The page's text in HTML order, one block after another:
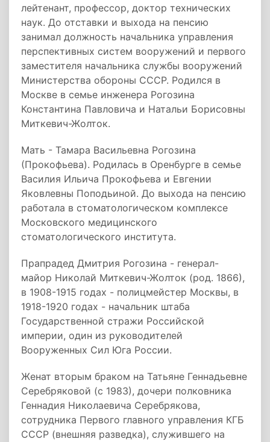
лейтенант, профессор, доктор технических
наук. До отставки и выхода на пенсию
занимал должность начальника управления
перспективных систем вооружений и первого
заместителя начальника службы вооружений
Министерства обороны СССР. Родился в
Москве в семье инженера Рогозина
Константина Павловича и Натальи Борисовны
Миткевич-Жолток.
Мать - Тамара Васильевна Рогозина
(Прокофьева). Родилась в Оренбурге в семье
Василия Ильича Прокофьева и Евгении
Яковлевны Поподьиной. До выхода на пенсию
работала в стоматологическом комплексе
Московского медицинского
стоматологического института.
Прапрадед Дмитрия Рогозина - генерал-
майор Николай Миткевич-Жолток (род. 1866),
в 1908-1915 годах - полицмейстер Москвы, в
1918-1920 годах - начальник штаба
Государственной стражи Российской
империи, один из руководителей
Вооруженных Сил Юга России.
Женат вторым браком на Татьяне Геннадьевне
Серебряковой (с 1983), дочери полковника
Геннадия Николаевича Серебрякова,
сотрудника Первого главного управления КГБ
СССР (внешняя разведка), служившего на